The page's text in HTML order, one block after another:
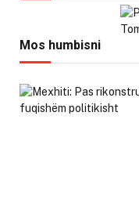
Mos humbisni